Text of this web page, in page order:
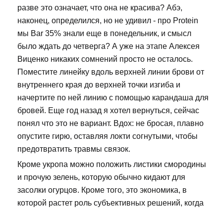
разве это означает, что она не красива? Абэ,
наконец, определился, но не удивил - про Protein
мы Bar 35% знали еще в понедельник, и смысл
было ждать до четверга? А уже на этапе Алексея
Виценко никаких сомнений просто не осталось.
Поместите линейку вдоль верхней линии брови от
внутреннего края до верхней точки изгиба и
начертите по ней линию с помощью карандаша для
бровей. Еще год назад я хотел вернуться, сейчас
понял что это не вариант. Вдох: не бросая, плавно
опустите гирю, оставляя локти согнутыми, чтобы
предотвратить травмы связок.
Кроме укропа можно положить листики смородины
и прочую зелень, которую обычно кидают для
засолки огурцов. Кроме того, это экономика, в
которой растет роль субъективных решений, когда